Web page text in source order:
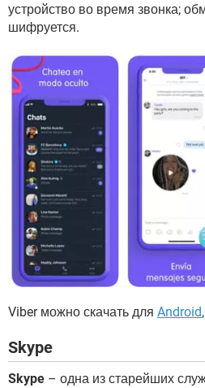
устройство во время звонка;
шифруется.
Viber можно скачать для Android,
Skype
Skype – одна из старейших